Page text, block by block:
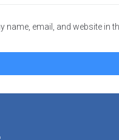
name, email, and website in